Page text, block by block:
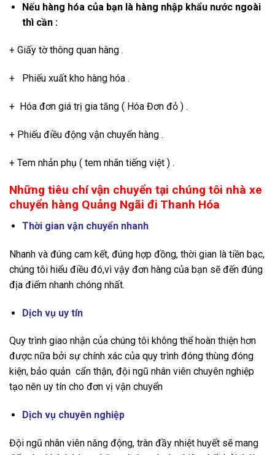
Nếu hàng hóa của bạn là hàng nhập khẩu nước ngoài
thì cần :
+ Giấy tờ thông quan hàng .
+ Phiếu xuất kho hàng hóa .
+ Hóa đơn giá trị gia tăng ( Hóa Đơn đỏ ) .
+ Phiếu điều động vận chuyển hàng .
+ Tem nhản phụ ( tem nhãn tiếng việt ) .
Những tiêu chí vận chuyển tại chúng tôi nhà xe
chuyển hàng Quảng Ngãi đi Thanh Hóa
Thời gian vận chuyển nhanh
Nhanh và đúng cam kết, đúng hợp đồng, thời gian là tiền bạc,
chúng tôi hiểu điều đó,vì vậy đơn hàng của bạn sẽ đến đúng
địa điểm nhanh chóng nhất.
Dịch vụ uy tín
Quy trình giao nhận của chúng tôi không thể hoàn thiện hơn
được nữa bởi sự chính xác của quy trình đóng thùng đóng
kiện, bảo quản cẩn thận, đội ngũ nhân viên chuyên nghiệp
tạo nên uy tín cho đơn vị vận chuyển
Dịch vụ chuyên nghiệp
Đội ngũ nhân viên năng động, tràn đầy nhiệt huyết sẽ mang